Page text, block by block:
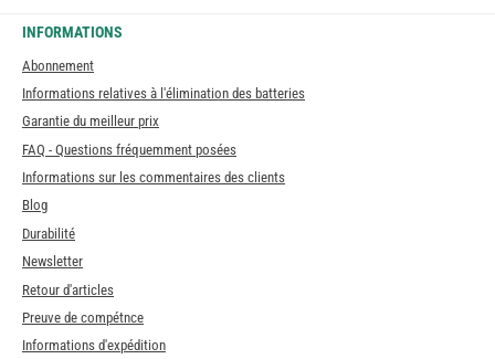
INFORMATIONS
Abonnement
Informations relatives à l'élimination des batteries
Garantie du meilleur prix
FAQ - Questions fréquemment posées
Informations sur les commentaires des clients
Blog
Durabilité
Newsletter
Retour d'articles
Preuve de compétnce
Informations d'expédition